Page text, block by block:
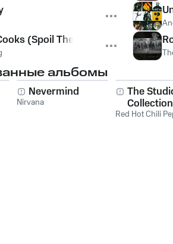
(Spoil The Soup)
альбомы
Nevermind
Nirvana
The
Collection
Red Hot Chili